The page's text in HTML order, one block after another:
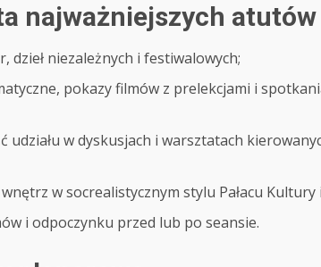
najważniejszych atutów
niezależnych i festiwalowych;
pokazy filmów z prelekcjami i
udziału w dyskusjach i warsztatach
w socrealistycznym stylu Pałacu Kultury
i odpoczynku przed lub po seansie.